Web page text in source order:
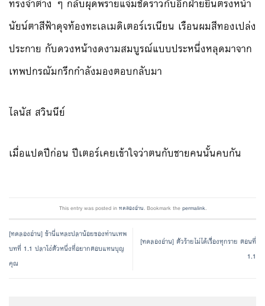
ทรงจำต่าง ๆ กลับผุดพรายแจ่มชัดราวกับอีกฝ่ายยืนตรงหน้า
นัยน์ตาสีฟ้าดุจท้องทะเลเมดิเตอร์เรเนียน เรือนผมสีทองเปล่ง
ประกาย กับดวงหน้างดงามสมบูรณ์แบบประหนึ่งหลุดมาจาก
เทพปกรณัมกรีกกำลังมองตอบกลับมา
ไลนัส สวินนีย์
เมื่อแปดปีก่อน ปีเตอร์เคยเข้าใจว่าตนกับชายคนนั้นคบกัน
This entry was posted inทดลองอ่าน. Bookmark thepermalink.
[ทดลองอ่าน] ข้านี่แหละปลาน้อยของท่านเทพ
บทที่ 1.1 ปลาโง่ตัวหนึ่งที่อยากตอบแทนบุญ
คุณ
[ทดลองอ่าน] ตัวร้ายไม่ได้เรื่องทุกราย ตอนที่
1.1